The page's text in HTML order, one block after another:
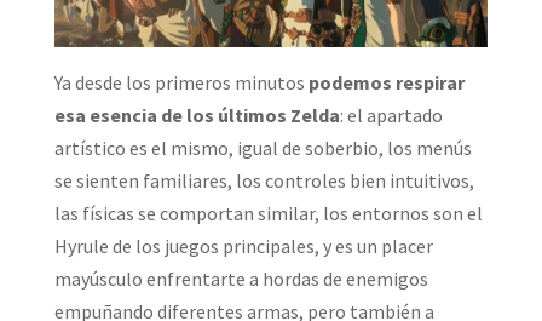
Ya desde los primeros minutos podemos respirar
esa esencia de los últimos Zelda: el apartado
artístico es el mismo, igual de soberbio, los menús
se sienten familiares, los controles bien intuitivos,
las físicas se comportan similar, los entornos son el
Hyrule de los juegos principales, y es un placer
mayúsculo enfrentarte a hordas de enemigos
empuñando diferentes armas, pero también a